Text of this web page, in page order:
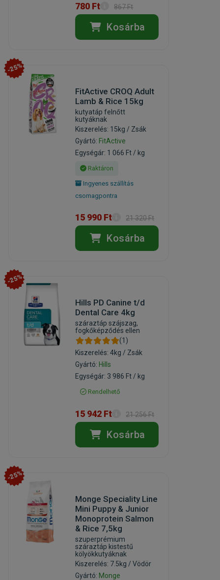
780 Ft 867 Ft
Kosárba
-25%
FitActive CROQ Adult
Lamb & Rice 15kg
kutyatáp felnőtt
kutyáknak
Kiszerelés: 15kg / Zsák
Gyártó: FitActive
Egységár: 1 066 Ft / kg
Raktáron
Ingyenes szállítás
csomagpontra
15 990 Ft 21 320 Ft
Kosárba
-25%
Hills PD Canine t/d
Dental Care 4kg
száraztáp szájszag,
fogkőképződés ellen
(1)
Kiszerelés: 4kg / Zsák
Gyártó: Hills
Egységár: 3 986 Ft / kg
Rendelhető
15 942 Ft 21 256 Ft
Kosárba
-25%
Monge Speciality Line
Mini Puppy & Junior
Monoprotein Salmon
& Rice 7,5kg
szuperprémium
száraztáp kistestű
kölyökkutyáknak
Kiszerelés: 7.5kg / Vödör
Gyártó: Monge